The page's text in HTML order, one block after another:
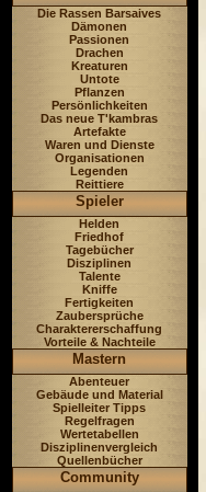
Die Rassen Barsaives
Dämonen
Passionen
Drachen
Kreaturen
Untote
Pflanzen
Persönlichkeiten
Das neue T'kambras
Artefakte
Waren und Dienste
Organisationen
Legenden
Reittiere
Spieler
Helden
Friedhof
Tagebücher
Disziplinen
Talente
Kniffe
Fertigkeiten
Zaubersprüche
Charaktererschaffung
Vorteile & Nachteile
Mastern
Abenteuer
Gebäude und Material
Spielleiter Tipps
Regelfragen
Wertetabellen
Disziplinenvergleich
Quellenbücher
Community